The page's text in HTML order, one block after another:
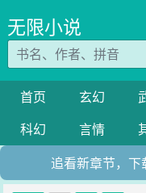
无限小说
首页 玄幻
科幻
言情
追看新章节，